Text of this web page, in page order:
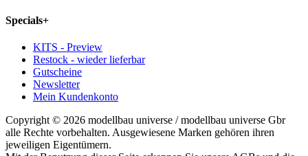
Specials+
KITS - Preview
Restock - wieder lieferbar
Gutscheine
Newsletter
Mein Kundenkonto
Copyright © 2026 modellbau universe / modellbau universe Gbr
alle Rechte vorbehalten. Ausgewiesene Marken gehören ihren
jeweiligen Eigentümern.